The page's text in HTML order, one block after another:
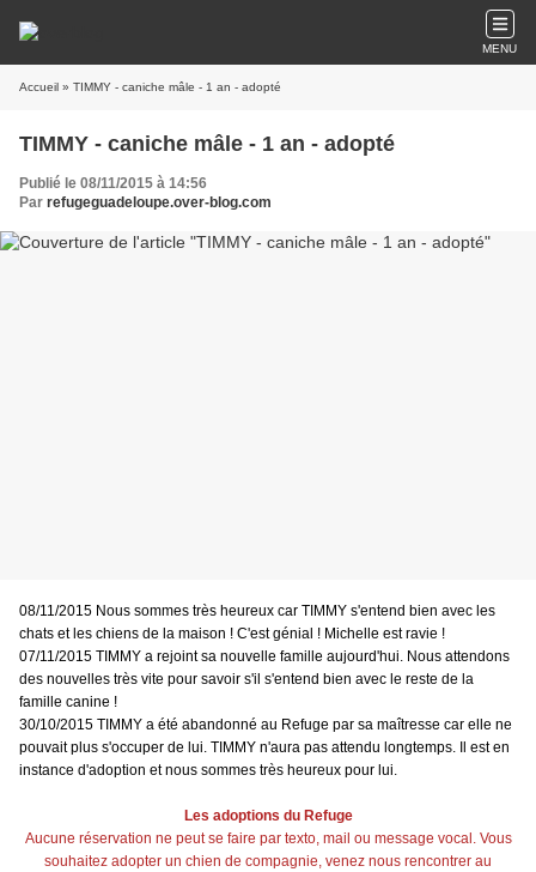
MENU
Accueil » TIMMY - caniche mâle - 1 an - adopté
TIMMY - caniche mâle - 1 an - adopté
Publié le 08/11/2015 à 14:56
Par refugeguadeloupe.over-blog.com
08/11/2015 Nous sommes très heureux car TIMMY s'entend bien avec les
chats et les chiens de la maison ! C'est génial ! Michelle est ravie !
07/11/2015 TIMMY a rejoint sa nouvelle famille aujourd'hui. Nous attendons
des nouvelles très vite pour savoir s'il s'entend bien avec le reste de la
famille canine !
30/10/2015 TIMMY a été abandonné au Refuge par sa maîtresse car elle ne
pouvait plus s'occuper de lui. TIMMY n'aura pas attendu longtemps. Il est en
instance d'adoption et nous sommes très heureux pour lui.
Les adoptions du Refuge
Aucune réservation ne peut se faire par texto, mail ou message vocal. Vous
souhaitez adopter un chien de compagnie, venez nous rencontrer au